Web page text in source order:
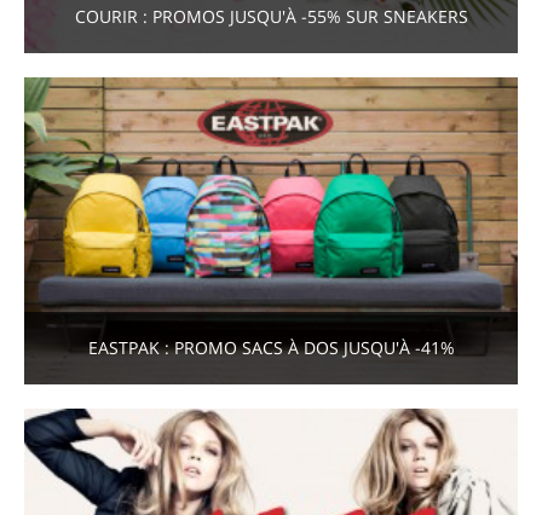
COURIR : PROMOS JUSQU'À -55% SUR SNEAKERS
EASTPAK : PROMO SACS À DOS JUSQU'À -41%